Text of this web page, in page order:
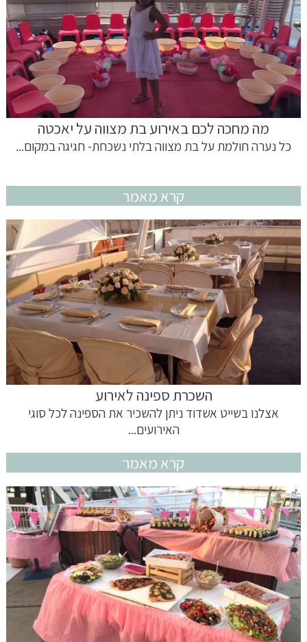
מה מחכה לכם באירוע בת מצווה על יאכטה
כל נערה חולמת על בת מצווה בלתי נשכחת- חגיגה במקום...
קרא מאמר
השכרת ספינה לאירוע
אצלנו בשייט אשדוד ניתן להשכיר את הספינה לכל סוגי
האירועים...
קרא מאמר